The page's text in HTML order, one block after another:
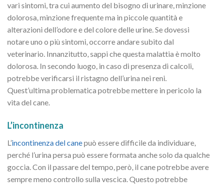
vari sintomi, tra cui aumento del bisogno di urinare, minzione
dolorosa, minzione frequente ma in piccole quantità e
alterazioni dell’odore e del colore delle urine. Se dovessi
notare uno o più sintomi, occorre andare subito dal
veterinario. Innanzitutto, sappi che questa malattia è molto
dolorosa. In secondo luogo, in caso di presenza di calcoli,
potrebbe verificarsi il ristagno dell’urina nei reni.
Quest’ultima problematica potrebbe mettere in pericolo la
vita del cane.
L’incontinenza
L’incontinenza del canepuò essere difficile da individuare,
perché l’urina persa può essere formata anche solo da qualche
goccia. Con il passare del tempo, però, il cane potrebbe avere
sempre meno controllo sulla vescica. Questo potrebbe